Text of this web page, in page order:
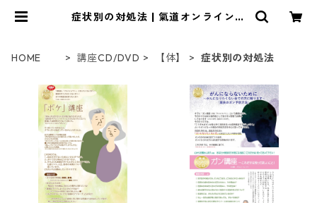
症状別の対処法 | 氣道オンラインシ
HOME 講座CD/DVD 【体】 症状別の対処法